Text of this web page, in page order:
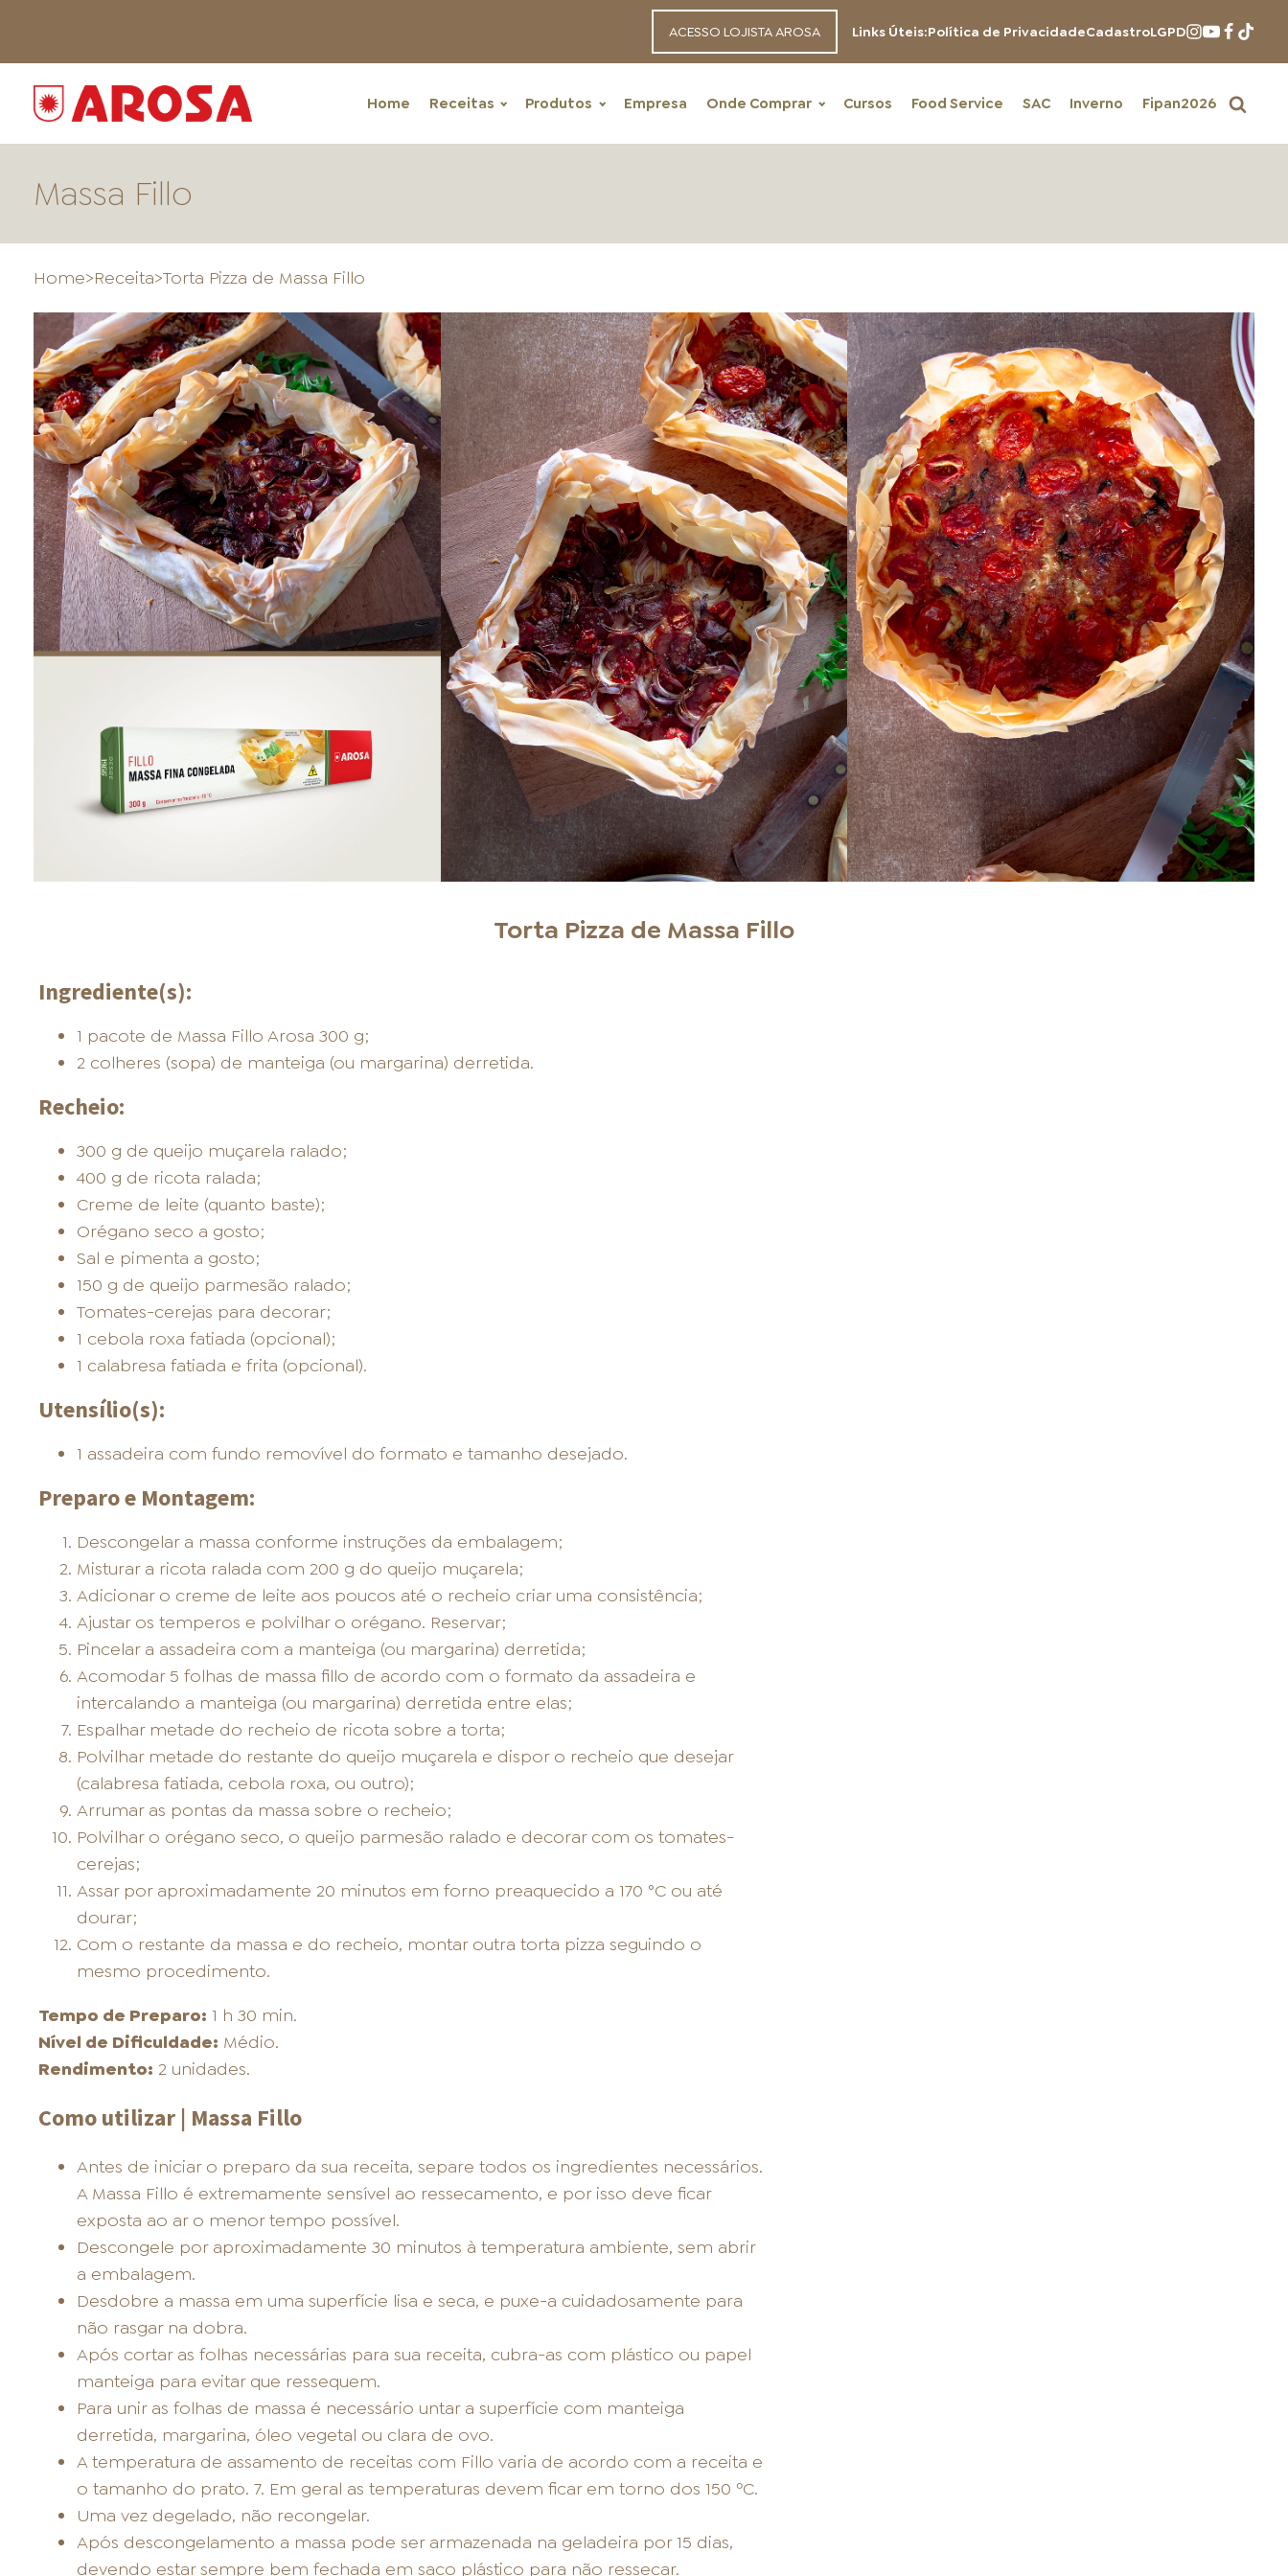
ACESSO LOJISTA AROSA Links Úteis:Política de PrivacidadeCadastroLGPD
Home Receitas Produtos Empresa Onde Comprar Cursos Food Service SAC Inverno Fipan2026
HOME
ONDE COMPRAR LOJAS AROSA DISTRIBUIDORES E REPRESENTANTES
FOOD SERVICE EMPRESA AGENDA DE CURSOS
INVERNO SAC ACESSO PARA PARCEIROS
Massa Fillo
Home>Receita>Torta Pizza de Massa Fillo
Torta Pizza de Massa Fillo
Ingrediente(s):
1 pacote de Massa Fillo Arosa 300 g;
2 colheres (sopa) de manteiga (ou margarina) derretida.
Recheio:
300 g de queijo muçarela ralado;
400 g de ricota ralada;
Creme de leite (quanto baste);
Orégano seco a gosto;
Sal e pimenta a gosto;
150 g de queijo parmesão ralado;
Tomates-cerejas para decorar;
1 cebola roxa fatiada (opcional);
1 calabresa fatiada e frita (opcional).
Utensílio(s):
1 assadeira com fundo removível do formato e tamanho desejado.
Preparo e Montagem:
Descongelar a massa conforme instruções da embalagem;
Misturar a ricota ralada com 200 g do queijo muçarela;
Adicionar o creme de leite aos poucos até o recheio criar uma consistência;
Ajustar os temperos e polvilhar o orégano. Reservar;
Pincelar a assadeira com a manteiga (ou margarina) derretida;
Acomodar 5 folhas de massa fillo de acordo com o formato da assadeira e
intercalando a manteiga (ou margarina) derretida entre elas;
Espalhar metade do recheio de ricota sobre a torta;
Polvilhar metade do restante do queijo muçarela e dispor o recheio que desejar
(calabresa fatiada, cebola roxa, ou outro);
Arrumar as pontas da massa sobre o recheio;
Polvilhar o orégano seco, o queijo parmesão ralado e decorar com os tomates-
cerejas;
Assar por aproximadamente 20 minutos em forno preaquecido a 170 °C ou até
dourar;
Com o restante da massa e do recheio, montar outra torta pizza seguindo o
mesmo procedimento.
Tempo de Preparo: 1 h 30 min.
Nível de Dificuldade: Médio.
Rendimento: 2 unidades.
Como utilizar | Massa Fillo
Antes de iniciar o preparo da sua receita, separe todos os ingredientes necessários.
A Massa Fillo é extremamente sensível ao ressecamento, e por isso deve ficar
exposta ao ar o menor tempo possível.
Descongele por aproximadamente 30 minutos à temperatura ambiente, sem abrir
a embalagem.
Desdobre a massa em uma superfície lisa e seca, e puxe-a cuidadosamente para
não rasgar na dobra.
Após cortar as folhas necessárias para sua receita, cubra-as com plástico ou papel
manteiga para evitar que ressequem.
Para unir as folhas de massa é necessário untar a superfície com manteiga
derretida, margarina, óleo vegetal ou clara de ovo.
A temperatura de assamento de receitas com Fillo varia de acordo com a receita e
o tamanho do prato. 7. Em geral as temperaturas devem ficar em torno dos 150 ºC.
Uma vez degelado, não recongelar.
Após descongelamento a massa pode ser armazenada na geladeira por 15 dias,
devendo estar sempre bem fechada em saco plástico para não ressecar.